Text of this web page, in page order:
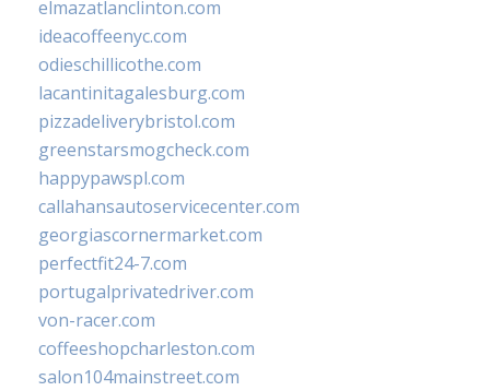
elmazatlanclinton.com
ideacoffeenyc.com
odieschillicothe.com
lacantinitagalesburg.com
pizzadeliverybristol.com
greenstarsmogcheck.com
happypawspl.com
callahansautoservicecenter.com
georgiascornermarket.com
perfectfit24-7.com
portugalprivatedriver.com
von-racer.com
coffeeshopcharleston.com
salon104mainstreet.com